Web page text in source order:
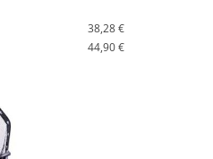
38,28 €
44,90 €